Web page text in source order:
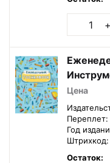
+
Цена
Переплет:
Год
Штрихкод:
Остаток: